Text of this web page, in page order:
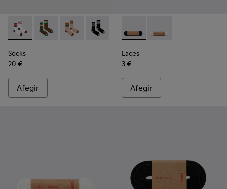
Socks - KA00073-004 - Mitjons de mitja canya blancs,
Socks - KA00073-009 - Mitjons de canya mitjana
Socks - KA00073-008 - Mitjons de canya
Socks - KA00073-007 - Mitjons de
Socks - KA00073-006 -
Socks - KA00073-005 -
Socks
20 €
Afegir
Laces - KL00001-001 -
Laces - KL00001-
Laces
3 €
Afegir